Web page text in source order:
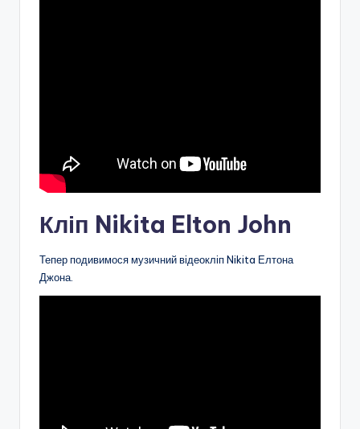
Кліп Nikita Elton John
Тепер подивимося музичний відеокліп Nikita Елтона
Джона.